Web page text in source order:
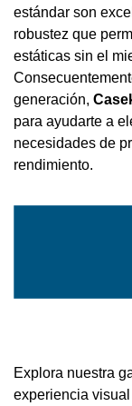
estándar son
robustez que
estáticas sin el
generación,
para ayudarte a
necesidades de
rendimiento.
Explora nuestra
experiencia